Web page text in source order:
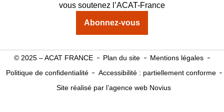
vous soutenez l’ACAT-France
Abonnez-vous
© 2025 – ACAT FRANCE Plan du site
Mentions légales
Politique de confidentialité
Accessibilité : partiellement conforme
Site réalisé par l’agence web Novius